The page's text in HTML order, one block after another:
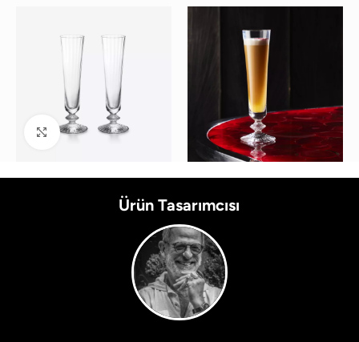
Büyütmek için tıklayın
Ürün Tasarımcısı